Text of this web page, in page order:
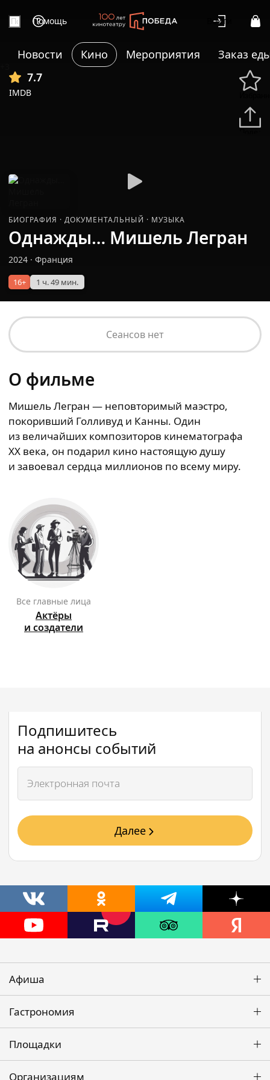
Помощь Войти
Новости Кино Мероприятия
Заказ
7.7
IMDB
БИОГРАФИЯ · ДОКУМЕНТАЛЬНЫЙ · МУЗЫКА
Однажды… Мишель Легран
2024 · Франция
16+ 1 ч. 49 мин.
Сеансов нет
О фильме
Мишель Легран — неповторимый маэстро,
покоривший Голливуд и Канны. Один
из величайших композиторов кинематографа
XX века, он подарил кино настоящую душу
и завоевал сердца миллионов по всему миру.
Все главные лица
Актёры
и создатели
Подпишитесь
на анонсы событий
Далее
Афиша
Гастрономия
Площадки
Организациям